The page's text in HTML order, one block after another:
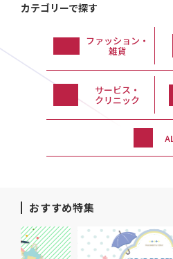
カテゴリーで探す
ファッション・
雑貨
サービス・
クリニック
おすすめ特集